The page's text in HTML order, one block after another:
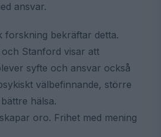
ansvar.
forskning bekräftar detta.
Stanford visar att
syfte och ansvar också
välbefinnande, större
hälsa.
oro. Frihet med mening